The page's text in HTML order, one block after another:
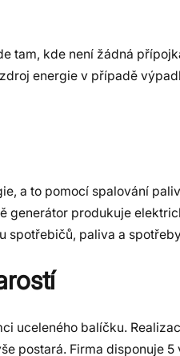
tam, kde není žádná
energie v případě
a to pomocí spalování
generátor produkuje
spotřebičů, paliva a
uceleného balíčku.
postará. Firma disponuje